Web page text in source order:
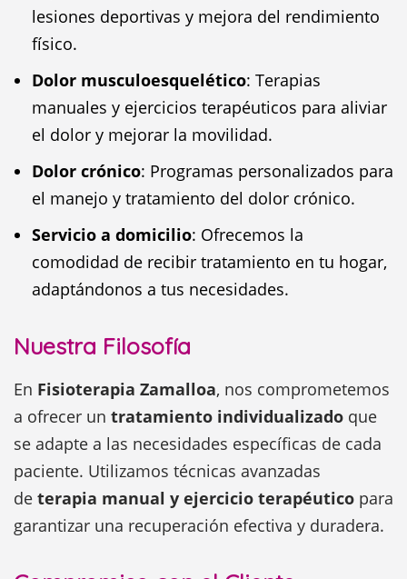
lesiones deportivas y mejora del rendimiento
físico.
Dolor musculoesquelético: Terapias
manuales y ejercicios terapéuticos para aliviar
el dolor y mejorar la movilidad.
Dolor crónico: Programas personalizados para
el manejo y tratamiento del dolor crónico.
Servicio a domicilio: Ofrecemos la
comodidad de recibir tratamiento en tu hogar,
adaptándonos a tus necesidades.
Nuestra Filosofía
En Fisioterapia Zamalloa, nos comprometemos
a ofrecer un tratamiento individualizado que
se adapte a las necesidades específicas de cada
paciente. Utilizamos técnicas avanzadas
de terapia manual y ejercicio terapéutico para
garantizar una recuperación efectiva y duradera.